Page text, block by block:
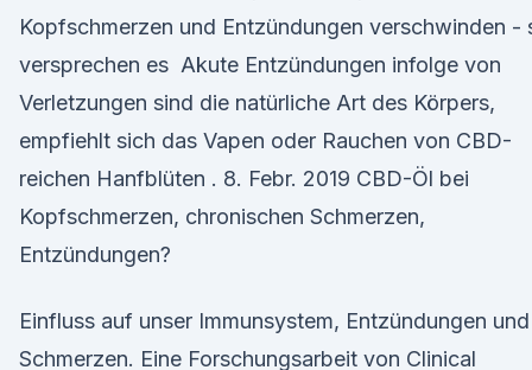
Kopfschmerzen und Entzündungen verschwinden -
versprechen es Akute Entzündungen infolge von
Verletzungen sind die natürliche Art des Körpers,
empfiehlt sich das Vapen oder Rauchen von CBD-
reichen Hanfblüten . 8. Febr. 2019 CBD-Öl bei
Kopfschmerzen, chronischen Schmerzen,
Entzündungen?
Einfluss auf unser Immunsystem, Entzündungen und
Schmerzen. Eine Forschungsarbeit von Clinical